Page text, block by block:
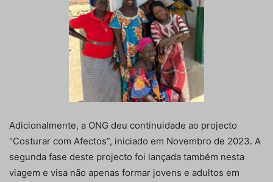
Adicionalmente, a ONG deu continuidade ao projecto
“Costurar com Afectos”, iniciado em Novembro de 2023. A
segunda fase deste projecto foi lançada também nesta
viagem e visa não apenas formar jovens e adultos em